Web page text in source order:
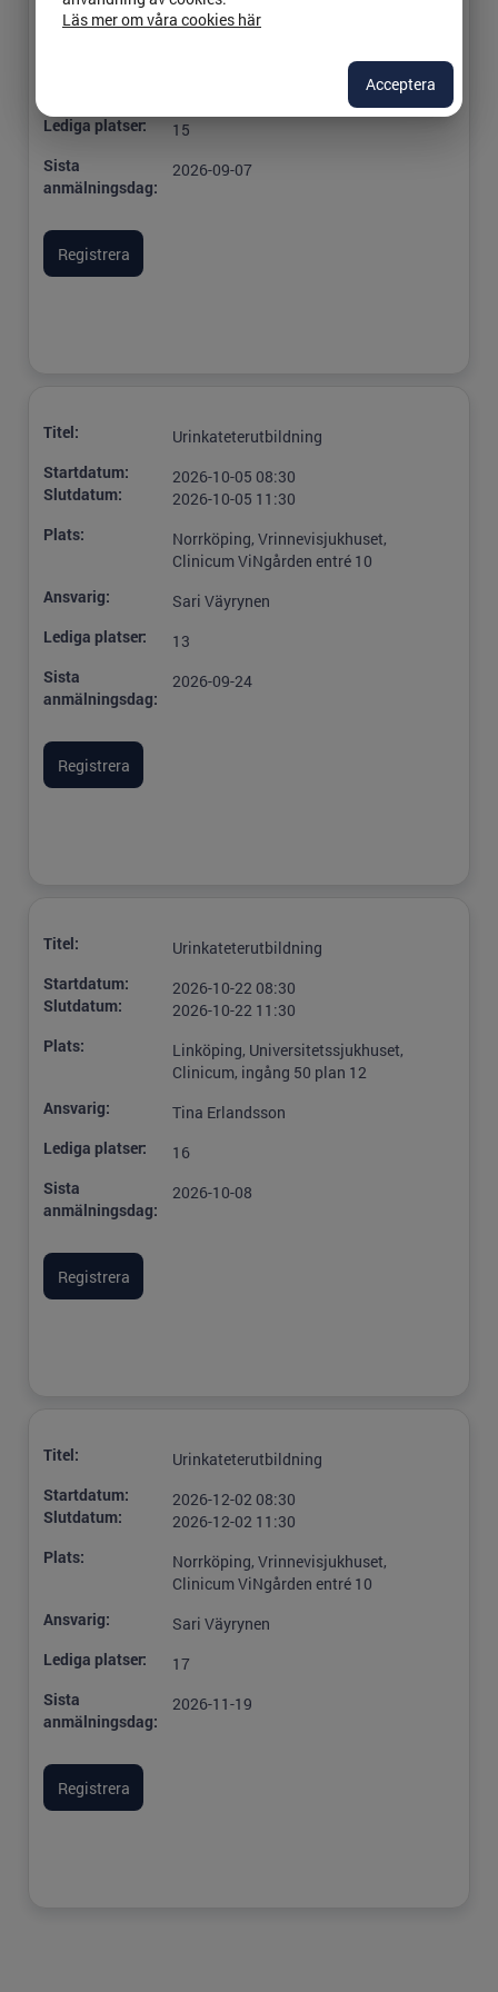
Plats:
Motala, Clinicum, Lasarettet i Motala,
Lediga platser:
15
Sista
anmälningsdag:
2026-09-07
Titel:
Urinkateterutbildning
Startdatum:
Slutdatum:
2026-10-05 08:30
2026-10-05 11:30
Plats:
Norrköping, Vrinnevisjukhuset,
Clinicum ViNgården entré 10
Ansvarig:
Sari Väyrynen
Lediga platser:
13
Sista
anmälningsdag:
2026-09-24
Titel:
Urinkateterutbildning
Startdatum:
Slutdatum:
2026-10-22 08:30
2026-10-22 11:30
Plats:
Linköping, Universitetssjukhuset,
Clinicum, ingång 50 plan 12
Ansvarig:
Tina Erlandsson
Lediga platser:
16
Sista
anmälningsdag:
2026-10-08
Titel:
Urinkateterutbildning
Startdatum:
Slutdatum:
2026-12-02 08:30
2026-12-02 11:30
Plats:
Norrköping, Vrinnevisjukhuset,
Clinicum ViNgården entré 10
Ansvarig:
Sari Väyrynen
Lediga platser:
17
Sista
anmälningsdag:
2026-11-19
Läs mer om våra cookies här
Acceptera